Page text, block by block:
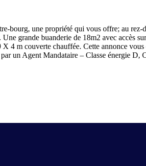
une propriété qui vous offre; au rez-
grande buanderie de 18m2 avec accès
X 4 m couverte chauffée. Cette annonce
un Agent Mandataire – Classe énergie D,